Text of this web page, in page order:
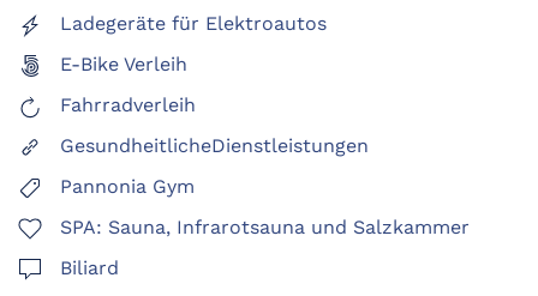
Ladegeräte für Elektroautos
E-Bike Verleih
Fahrradverleih
GesundheitlicheDienstleistungen
Pannonia Gym
SPA: Sauna, Infrarotsauna und Salzkammer
Biliard